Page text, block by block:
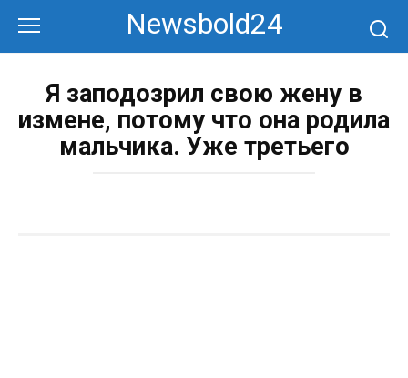
контенту
Newsbold24
Я заподозрил свою жену в
измене, потому что она родила
мальчика. Уже третьего